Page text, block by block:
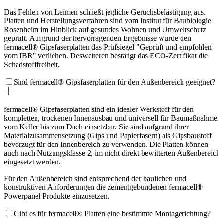
Das Fehlen von Leimen schließt jegliche Geruchsbelästigung aus.
Platten und Herstellungsverfahren sind vom Institut für Baubiologie
Rosenheim im Hinblick auf gesundes Wohnen und Umweltschutz
geprüft. Aufgrund der hervorragenden Ergebnisse wurde den
fermacell® Gipsfaserplatten das Prüfsiegel "Geprüft und empfohlen
vom IBR" verliehen. Desweiteren bestätigt das ECO-Zertifikat die
Schadstofffreiheit.
Sind fermacell® Gipsfaserplatten für den Außenbereich geeignet?
fermacell® Gipsfaserplatten sind ein idealer Werkstoff für den
kompletten, trockenen Innenausbau und universell für
vom Keller bis zum Dach einsetzbar. Sie sind aufgrund ihrer
Materialzusammensetzung (Gips und Papierfasern) als Gipsbaustoff
bevorzugt für den Innenbereich zu verwenden. Die Platten können
auch nach Nutzungsklasse 2, im nicht direkt bewitterten
eingesetzt werden.
Für den Außenbereich sind entsprechend der baulichen und
konstruktiven Anforderungen die zementgebundenen fermacell®
Powerpanel Produkte einzusetzen.
Gibt es für fermacell® Platten eine bestimmte Montagerichtung?